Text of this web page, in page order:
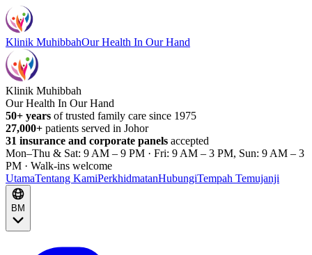
Klinik MuhibbahOur Health In Our Hand
Klinik Muhibbah
Our Health In Our Hand
50+ years of trusted family care since 1975
27,000+ patients served in Johor
31 insurance and corporate panels accepted
Mon–Thu & Sat: 9 AM – 9 PM · Fri: 9 AM – 3 PM, Sun: 9 AM – 3
PM · Walk-ins welcome
UtamaTentang KamiPerkhidmatanHubungiTempah Temujanji
BM